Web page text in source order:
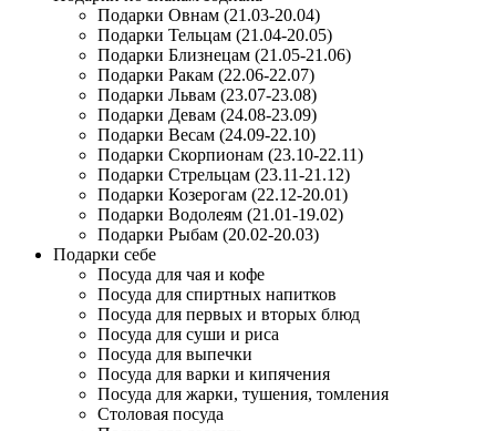
Подарки Овнам (21.03-20.04)
Подарки Тельцам (21.04-20.05)
Подарки Близнецам (21.05-21.06)
Подарки Ракам (22.06-22.07)
Подарки Львам (23.07-23.08)
Подарки Девам (24.08-23.09)
Подарки Весам (24.09-22.10)
Подарки Скорпионам (23.10-22.11)
Подарки Стрельцам (23.11-21.12)
Подарки Козерогам (22.12-20.01)
Подарки Водолеям (21.01-19.02)
Подарки Рыбам (20.02-20.03)
Подарки себе
Посуда для чая и кофе
Посуда для спиртных напитков
Посуда для первых и вторых блюд
Посуда для суши и риса
Посуда для выпечки
Посуда для варки и кипячения
Посуда для жарки, тушения, томления
Столовая посуда